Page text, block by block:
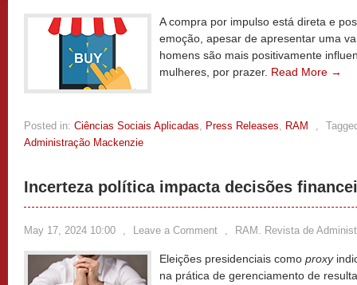
A compra por impulso está direta e
emoção, apesar de apresentar uma
homens são mais positivamente
mulheres, por prazer. Read More →
Posted in: Ciências Sociais Aplicadas, Press Releases, RAM ,
Administração Mackenzie
Incerteza política impacta decisões
May 17, 2024 10:00 , Leave a Comment , RAM. Revista de
Eleições presidenciais como proxy
na prática de gerenciamento de